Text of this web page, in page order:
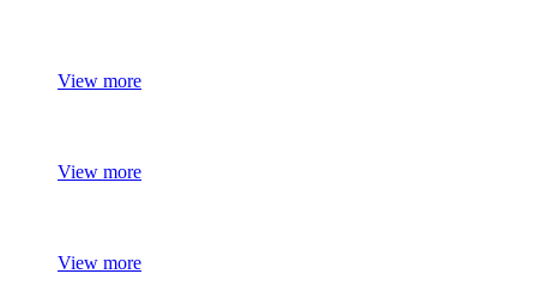
View more
View more
View more